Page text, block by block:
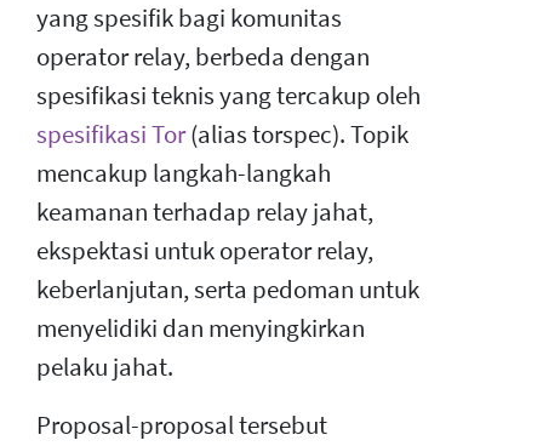
yang spesifik bagi komunitas
operator relay, berbeda dengan
spesifikasi teknis yang tercakup oleh
spesifikasi Tor(alias torspec). Topik
mencakup langkah-langkah
keamanan terhadap relay jahat,
ekspektasi untuk operator relay,
keberlanjutan, serta pedoman untuk
menyelidiki dan menyingkirkan
pelaku jahat.
Proposal-proposal tersebut